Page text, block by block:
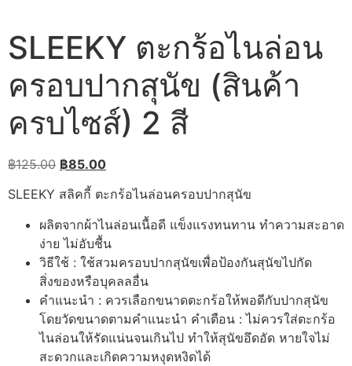
SLEEKY ตะกร้อไนล่อน
ครอบปากสุนัข (สินค้า
ครบไซส์) 2 สี
฿125.00 Original
price
was:
฿125.00.
฿85.00Current
is:
฿85.00.
SLEEKY สลิคกี้ ตะกร้อไนล่อนครอบปากสุนัข
ผลิตจากผ้าไนล่อนเนื้อดี แข็งแรงทนทาน ทำความสะอาด
ง่าย ไม่อับชื้น
วิธีใช้ : ใช้สวมครอบปากสุนัขเพื่อป้องกันสุนัขไปกัด
สิ่งของหรือบุคลลอื่น
คำแนะนำ : ควรเลือกขนาดตะกร้อให้พอดีกับปากสุนัข
โดยวัดขนาดตามคำแนะนำ คำเตือน : ไม่ควรใส่ตะกร้อ
ไนล่อนให้รัดแน่นจนเกินไป ทำให้สุนัขอึดอัด หายใจไม่
สะดวกและเกิดความหงุดหงิดได้